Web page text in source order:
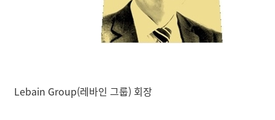
Lebain Group(레바인 그룹) 회장